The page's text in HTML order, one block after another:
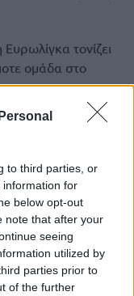
to third parties, or
information for
below opt-out
note that after your
seeing
utilized by
parties prior to
of the further
τονίζει
ομάδα στο